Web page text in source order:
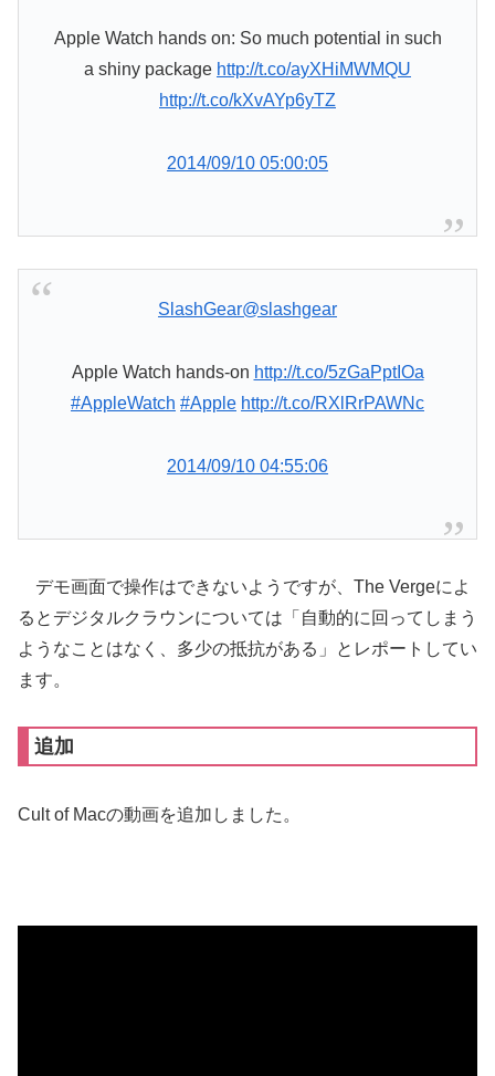
Apple Watch hands on: So much potential in such
a shiny package http://t.co/ayXHiMWMQU
http://t.co/kXvAYp6yTZ
2014/09/10 05:00:05
SlashGear@slashgear
Apple Watch hands-on http://t.co/5zGaPptIOa
#AppleWatch #Apple http://t.co/RXlRrPAWNc
2014/09/10 04:55:06
デモ画面で操作はできないようですが、The Vergeによ
るとデジタルクラウンについては「自動的に回ってしまう
ようなことはなく、多少の抵抗がある」とレポートしてい
ます。
追加
Cult of Macの動画を追加しました。